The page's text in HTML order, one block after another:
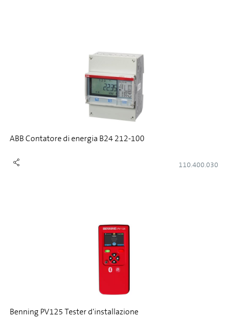
ABB Contatore di energia B24 212-100
110.400.030
Benning PV125 Tester d'installazione